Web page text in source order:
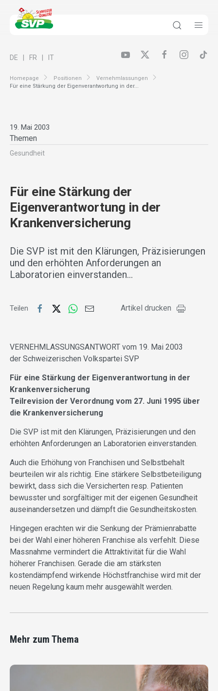
Homepage Positionen
Vernehmlassungen
Für eine Stärkung der Eigenverantwortung in der...
DE FR IT
19. Mai 2003
Themen
Gesundheit
Für eine Stärkung der
Eigenverantwortung in der
Krankenversicherung
Die SVP ist mit den Klärungen, Präzisierungen
und den erhöhten Anforderungen an
Laboratorien einverstanden…
Teilen Artikel drucken
VERNEHMLASSUNGSANTWORT vom 19. Mai 2003
der Schweizerischen Volkspartei SVP
Für eine Stärkung der Eigenverantwortung in der
Krankenversicherung
Teilrevision der Verordnung vom 27. Juni 1995 über
die Krankenversicherung
Die SVP ist mit den Klärungen, Präzisierungen und den
erhöhten Anforderungen an Laboratorien einverstanden.
Auch die Erhöhung von Franchisen und Selbstbehalt
beurteilen wir als richtig. Eine stärkere Selbstbeteiligung
bewirkt, dass sich die Versicherten resp. Patienten
bewusster und sorgfältiger mit der eigenen Gesundheit
auseinandersetzen und dämpft die Gesundheitskosten.
Hingegen erachten wir die Senkung der Prämienrabatte
bei der Wahl einer höheren Franchise als verfehlt. Diese
Massnahme vermindert die Attraktivität für die Wahl
höherer Franchisen. Gerade die am stärksten
kostendämpfend wirkende Höchstfranchise wird mit der
neuen Regelung kaum mehr ausgewählt werden.
Mehr zum Thema